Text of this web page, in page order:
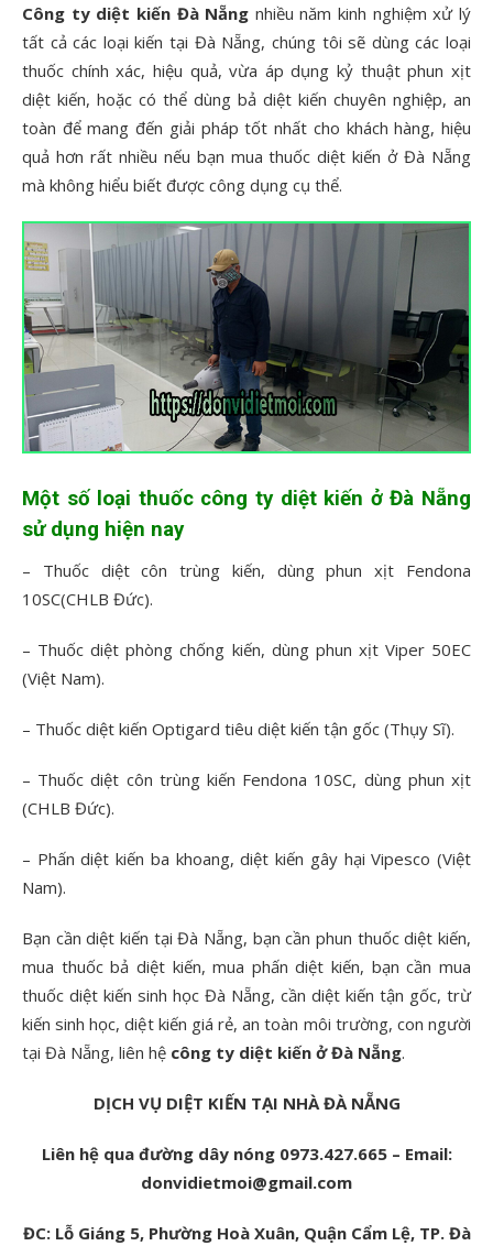
Công ty diệt kiến Đà Nẵng nhiều năm kinh nghiệm xử lý
tất cả các loại kiến tại Đà Nẵng, chúng tôi sẽ dùng các loại
thuốc chính xác, hiệu quả, vừa áp dụng kỷ thuật phun xịt
diệt kiến, hoặc có thể dùng bả diệt kiến chuyên nghiệp, an
toàn để mang đến giải pháp tốt nhất cho khách hàng, hiệu
quả hơn rất nhiều nếu bạn mua thuốc diệt kiến ở Đà Nẵng
mà không hiểu biết được công dụng cụ thể.
Một số loại thuốc công ty diệt kiến ở Đà Nẵng
sử dụng hiện nay
– Thuốc diệt côn trùng kiến, dùng phun xịt Fendona
10SC(CHLB Đức).
– Thuốc diệt phòng chống kiến, dùng phun xịt Viper 50EC
(Việt Nam).
– Thuốc diệt kiến Optigard tiêu diệt kiến tận gốc (Thụy Sĩ).
– Thuốc diệt côn trùng kiến Fendona 10SC, dùng phun xịt
(CHLB Đức).
– Phấn diệt kiến ba khoang, diệt kiến gây hại Vipesco (Việt
Nam).
Bạn cần diệt kiến tại Đà Nẵng, bạn cần phun thuốc diệt kiến,
mua thuốc bả diệt kiến, mua phấn diệt kiến, bạn cần mua
thuốc diệt kiến sinh học Đà Nẵng, cần diệt kiến tận gốc, trừ
kiến sinh học, diệt kiến giá rẻ, an toàn môi trường, con người
tại Đà Nẵng, liên hệ công ty diệt kiến ở Đà Nẵng.
DỊCH VỤ DIỆT KIẾN TẠI NHÀ ĐÀ NẴNG
Liên hệ qua đường dây nóng 0973.427.665 – Email:
donvidietmoi@gmail.com
ĐC: Lỗ Giáng 5, Phường Hoà Xuân, Quận Cẩm Lệ, TP. Đà